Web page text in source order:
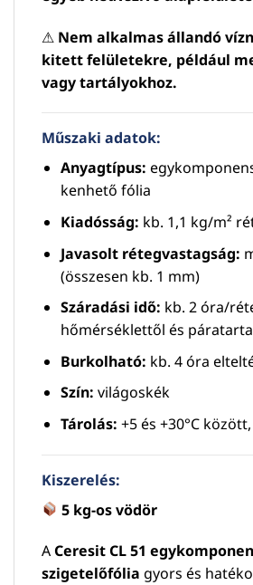
⚠ Nem alkalmas állandó
kitett felületekre, például
vagy tartályokhoz.
Műszaki adatok:
Anyagtípus:
kenhető fólia
Kiadósság: kb. 1,1 kg/m²
Javasolt rétegvastagság:
(összesen kb. 1 mm)
Száradási idő: kb. 2 óra/
hőmérséklettől és
Burkolható: kb. 4 óra
Szín: világoskék
Tárolás: +5 és +30°C
Kiszerelés:
5 kg-os vödör
ACeresit CL 51
szigetelőfólia gyors és